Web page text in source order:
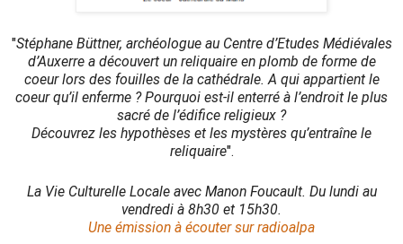
"Stéphane Büttner, archéologue au Centre d’Etudes Médiévales
d’Auxerre a découvert un reliquaire en plomb de forme de
coeur lors des fouilles de la cathédrale. A qui appartient le
coeur qu’il enferme ? Pourquoi est-il enterré à l’endroit le plus
sacré de l’édifice religieux ?
Découvrez les hypothèses et les mystères qu’entraîne le
reliquaire".
La Vie Culturelle Locale avec Manon Foucault. Du lundi au
vendredi à 8h30 et 15h30.
Une émission à écouter sur radioalpa